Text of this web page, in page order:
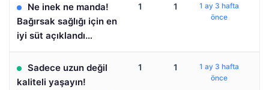
Ne inek ne manda!
Bağırsak sağlığı için en
iyi süt açıklandı…
1 1
1 ay 3 hafta
önce
Sadece uzun değil
kaliteli yaşayın!
1 1
1 ay 3 hafta
önce